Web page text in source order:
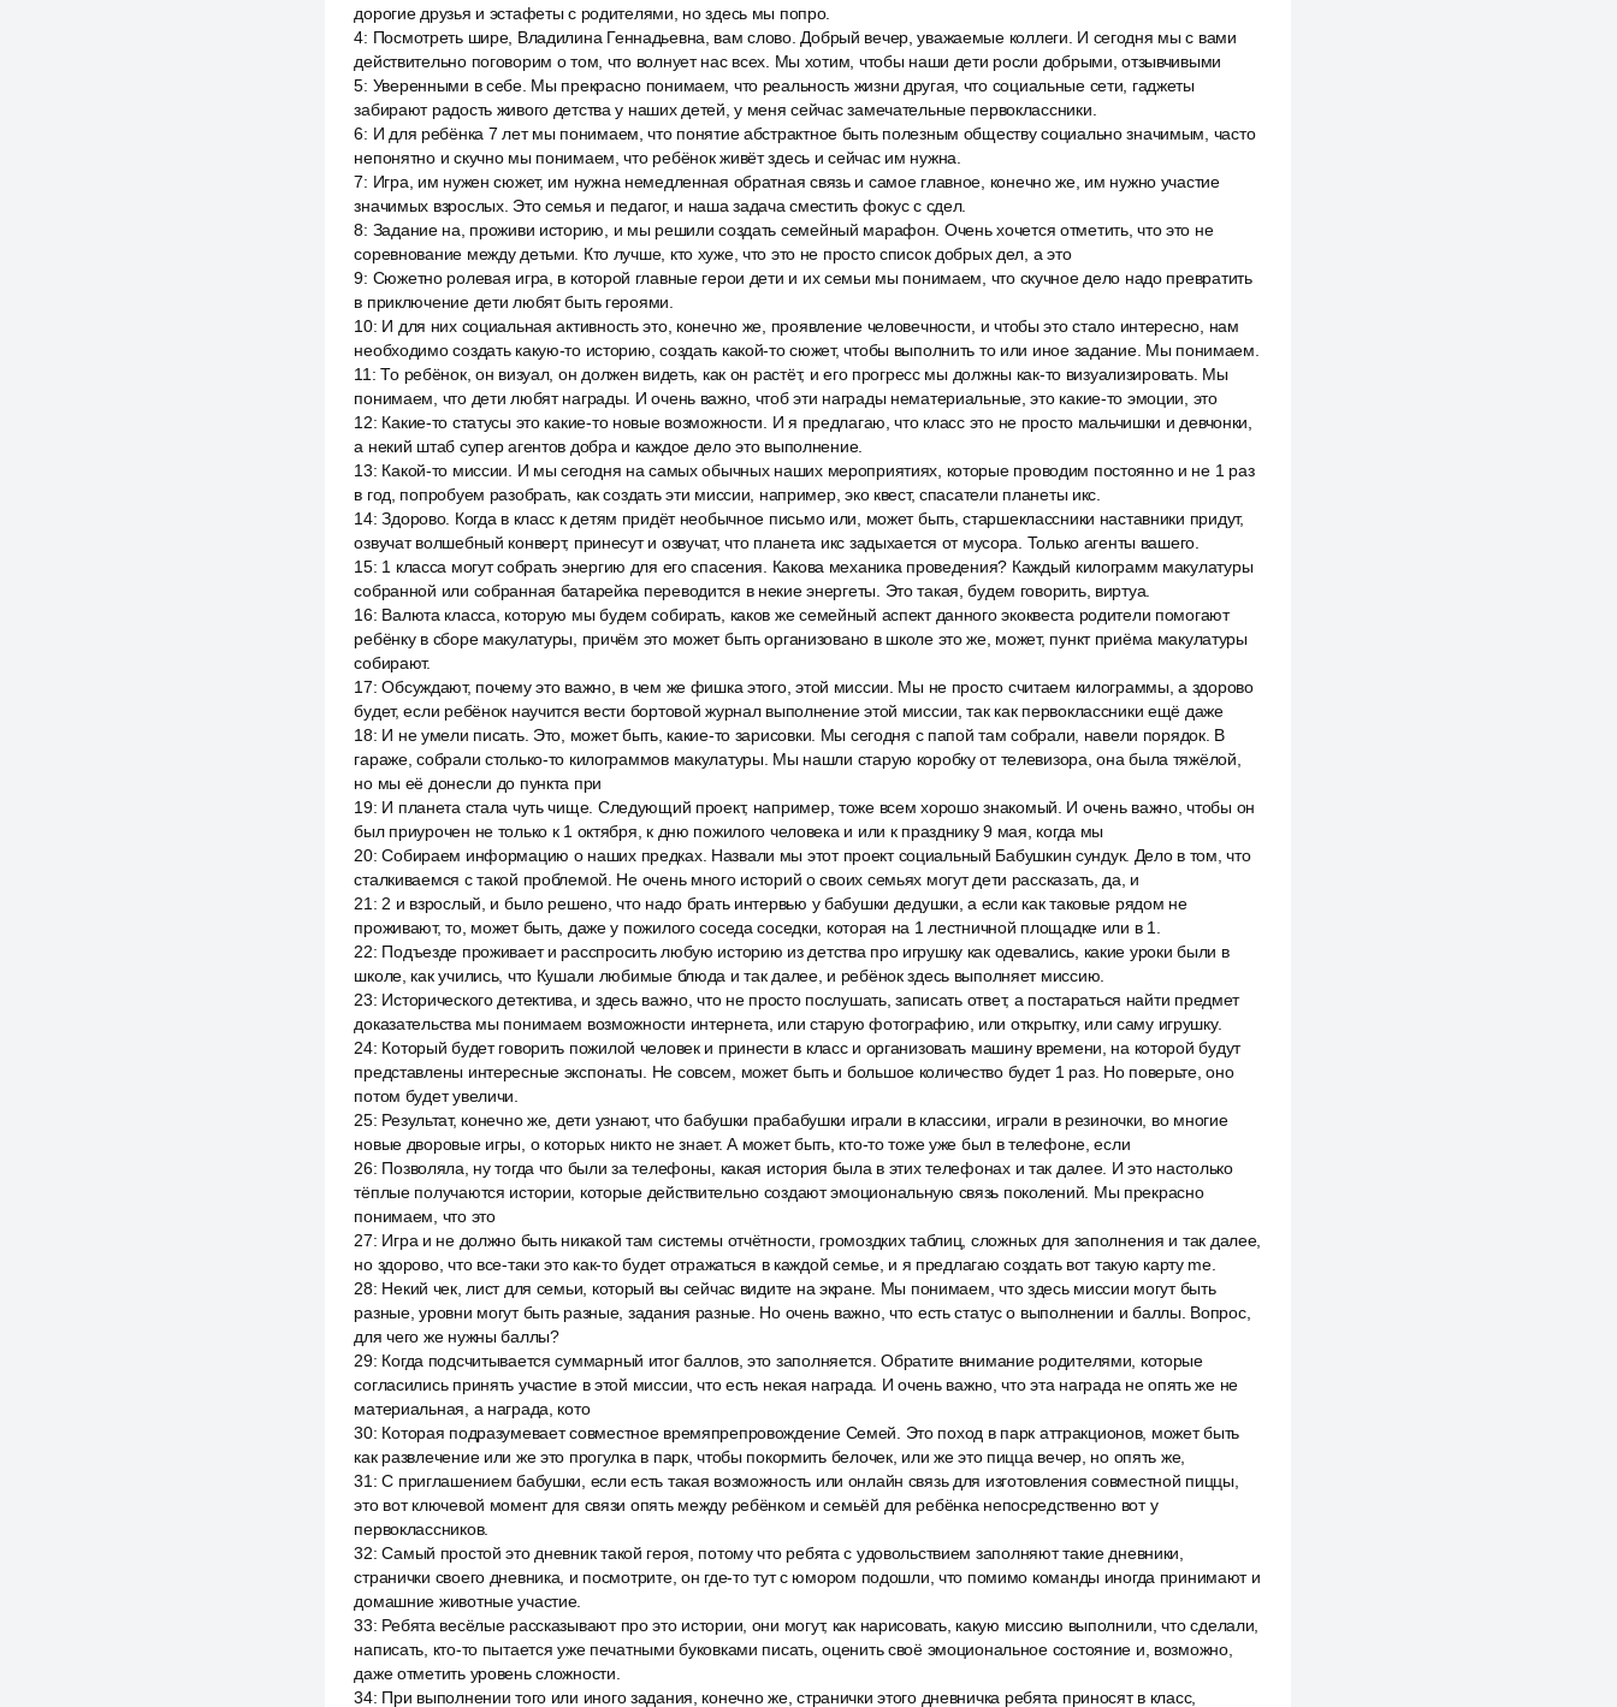
дорогие друзья и эстафеты с родителями, но здесь мы попро.
4: Посмотреть шире, Владилина Геннадьевна, вам слово. Добрый вечер, уважаемые коллеги. И сегодня мы с вами
действительно поговорим о том, что волнует нас всех. Мы хотим, чтобы наши дети росли добрыми, отзывчивыми
5: Уверенными в себе. Мы прекрасно понимаем, что реальность жизни другая, что социальные сети, гаджеты
забирают радость живого детства у наших детей, у меня сейчас замечательные первоклассники.
6: И для ребёнка 7 лет мы понимаем, что понятие абстрактное быть полезным обществу социально значимым, часто
непонятно и скучно мы понимаем, что ребёнок живёт здесь и сейчас им нужна.
7: Игра, им нужен сюжет, им нужна немедленная обратная связь и самое главное, конечно же, им нужно участие
значимых взрослых. Это семья и педагог, и наша задача сместить фокус с сдел.
8: Задание на, проживи историю, и мы решили создать семейный марафон. Очень хочется отметить, что это не
соревнование между детьми. Кто лучше, кто хуже, что это не просто список добрых дел, а это
9: Сюжетно ролевая игра, в которой главные герои дети и их семьи мы понимаем, что скучное дело надо превратить
в приключение дети любят быть героями.
10: И для них социальная активность это, конечно же, проявление человечности, и чтобы это стало интересно, нам
необходимо создать какую-то историю, создать какой-то сюжет, чтобы выполнить то или иное задание. Мы понимаем.
11 :То ребёнок, он визуал, он должен видеть, как он растёт, и его прогресс мы должны как-то визуализировать. Мы
понимаем, что дети любят награды. И очень важно, чтоб эти награды нематериальные, это какие-то эмоции, это
12: Какие-то статусы это какие-то новые возможности. И я предлагаю, что класс это не просто мальчишки и девчонки,
а некий штаб супер агентов добра и каждое дело это выполнение.
13: Какой-то миссии. И мы сегодня на самых обычных наших мероприятиях, которые проводим постоянно и не 1 раз
в год, попробуем разобрать, как создать эти миссии, например, эко квест, спасатели планеты икс.
14:Здорово. Когда в класс к детям придёт необычное письмо или, может быть, старшеклассники наставники придут,
озвучат волшебный конверт, принесут и озвучат, что планета икс задыхается от мусора. Только агенты вашего.
15: 1 класса могут собрать энергию для его спасения. Какова механика проведения? Каждый килограмм макулатуры
собранной или собранная батарейка переводится в некие энергеты. Это такая, будем говорить, виртуа.
16: Валюта класса, которую мы будем собирать, каков же семейный аспект данного экоквеста родители помогают
ребёнку в сборе макулатуры, причём это может быть организовано в школе это же, может, пункт приёма макулатуры
собирают.
17:Обсуждают, почему это важно, в чем же фишка этого, этой миссии. Мы не просто считаем килограммы, а здорово
будет, если ребёнок научится вести бортовой журнал выполнение этой миссии, так как первоклассники ещё даже
18: И не умели писать. Это, может быть, какие-то зарисовки. Мы сегодня с папой там собрали, навели порядок. В
гараже, собрали столько-то килограммов макулатуры. Мы нашли старую коробку от телевизора, она была тяжёлой,
но мы её донесли до пункта при
19: И планета стала чуть чище. Следующий проект, например, тоже всем хорошо знакомый. И очень важно, чтобы он
был приурочен не только к 1 октября, к дню пожилого человека и или к празднику 9 мая, когда мы
20:Собираем информацию о наших предках. Назвали мы этот проект социальный Бабушкин сундук. Дело в том, что
сталкиваемся с такой проблемой. Не очень много историй о своих семьях могут дети рассказать, да, и
21 : 2 и взрослый, и было решено, что надо брать интервью у бабушки дедушки, а если как таковые рядом не
проживают, то, может быть, даже у пожилого соседа соседки, которая на 1 лестничной площадке или в 1.
22: Подъезде проживает и расспросить любую историю из детства про игрушку как одевались, какие уроки были в
школе, как учились, что Кушали любимые блюда и так далее, и ребёнок здесь выполняет миссию.
23: Исторического детектива, и здесь важно, что не просто послушать, записать ответ, а постараться найти предмет
доказательства мы понимаем возможности интернета, или старую фотографию, или открытку, или саму игрушку.
24: Который будет говорить пожилой человек и принести в класс и организовать машину времени, на которой будут
представлены интересные экспонаты. Не совсем, может быть и большое количество будет 1 раз. Но поверьте, оно
потом будет увеличи.
25: Результат, конечно же, дети узнают, что бабушки прабабушки играли в классики, играли в резиночки, во многие
новые дворовые игры, о которых никто не знает. А может быть, кто-то тоже уже был в телефоне, если
26: Позволяла, ну тогда что были за телефоны, какая история была в этих телефонах и так далее. И это настолько
тёплые получаются истории, которые действительно создают эмоциональную связь поколений. Мы прекрасно
понимаем, что это
27: Игра и не должно быть никакой там системы отчётности, громоздких таблиц, сложных для заполнения и так далее,
но здорово, что все-таки это как-то будет отражаться в каждой семье, и я предлагаю создать вот такую карту me.
28: Некий чек, лист для семьи, который вы сейчас видите на экране. Мы понимаем, что здесь миссии могут быть
разные, уровни могут быть разные, задания разные. Но очень важно, что есть статус о выполнении и баллы. Вопрос,
для чего же нужны баллы?
29: Когда подсчитывается суммарный итог баллов, это заполняется. Обратите внимание родителями, которые
согласились принять участие в этой миссии, что есть некая награда. И очень важно, что эта награда не опять же не
материальная, а награда, кото
30: Которая подразумевает совместное времяпрепровождение Семей. Это поход в парк аттракционов, может быть
как развлечение или же это прогулка в парк, чтобы покормить белочек, или же это пицца вечер, но опять же,
31 :С приглашением бабушки, если есть такая возможность или онлайн связь для изготовления совместной пиццы,
это вот ключевой момент для связи опять между ребёнком и семьёй для ребёнка непосредственно вот у
первоклассников.
32:Самый простой это дневник такой героя, потому что ребята с удовольствием заполняют такие дневники,
странички своего дневника, и посмотрите, он где-то тут с юмором подошли, что помимо команды иногда принимают и
домашние животные участие.
33: Ребята весёлые рассказывают про это истории, они могут, как нарисовать, какую миссию выполнили, что сделали,
написать, кто-то пытается уже печатными буковками писать, оценить своё эмоциональное состояние и, возможно,
даже отметить уровень сложности.
34: При выполнении того или иного задания, конечно же, странички этого дневничка ребята приносят в класс,